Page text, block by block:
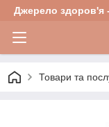
Джерело здоров'я -
Товари та